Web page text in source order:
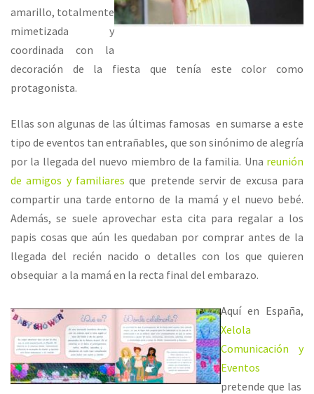
amarillo, totalmente
mimetizada y
coordinada con la
decoración de la fiesta que tenía este color como
protagonista.
Ellas son algunas de las últimas famosas en sumarse a este
tipo de eventos tan entrañables, que son sinónimo de alegría
por la llegada del nuevo miembro de la familia. Una reunión
de amigos y familiares que pretende servir de excusa para
compartir una tarde entorno de la mamá y el nuevo bebé.
Además, se suele aprovechar esta cita para regalar a los
papis cosas que aún les quedaban por comprar antes de la
llegada del recién nacido o detalles con los que quieren
obsequiar a la mamá en la recta final del embarazo.
Aquí en España,
Xelola
Comunicación y
Eventos
pretende que las